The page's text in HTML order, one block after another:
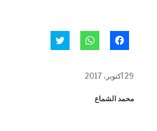
للمشاركة
في
جديدة)
للمشاركة
29 أكتوبر، 2017
محمد الشماع